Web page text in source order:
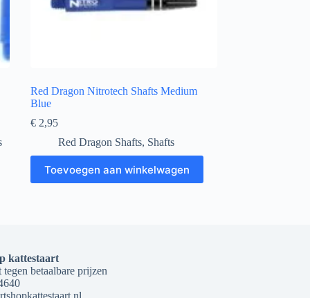
Red Dragon Nitrotech Shafts Medium
Blue
€2,95
Red Dragon Shafts, Shafts
Toevoegen aan winkelwagen
kattestaart
betaalbare prijzen